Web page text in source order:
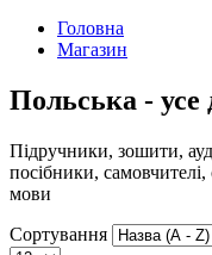
Головна
Магазин
Польська -
Підручники, зошити,
посібники,
мови
Сортування